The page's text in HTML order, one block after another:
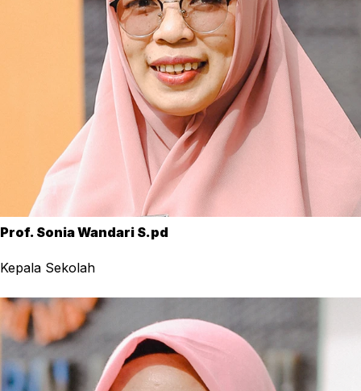
Prof. Sonia Wandari S.pd
Kepala Sekolah